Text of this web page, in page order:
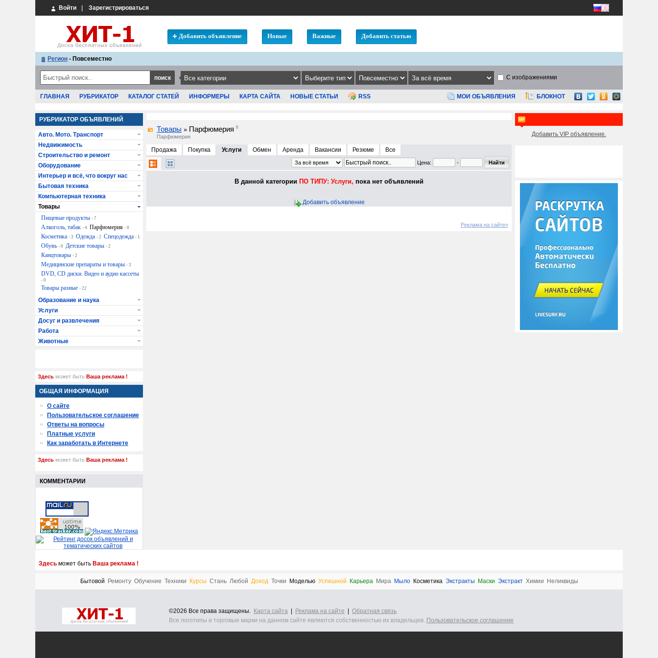
Войти Зарегистрироваться
Добавить объявление Новые Важные Добавить статью
Регион - Повсеместно
С изображениями
ГЛАВНАЯ РУБРИКАТОР КАТАЛОГ СТАТЕЙ ИНФОРМЕРЫ КАРТА САЙТА НОВЫЕ СТАТЬИ RSS МОИ ОБЪЯВЛЕНИЯ БЛОКНОТ
Товары » Парфюмерия 0
Парфюмерия
Продажа Покупка Услуги Обмен Аренда Вакансии Резюме Все
Цена: -
В данной категории ПО ТИПУ: Услуги, пока нет объявлений
Добавить объявление
Реклама на сайте»
РУБРИКАТОР ОБЪЯВЛЕНИЙ
Авто. Мото. Транспорт
Недвижимость
Строительство и ремонт
Оборудование
Интерьер и всё, что вокруг нас
Бытовая техника
Компьютерная техника
Товары
Пищевые продукты - 7
Алкоголь, табак - 4 Парфюмерия - 0
Косметика - 3 Одежда - 2 Спецодежда - 1
Обувь - 0 Детские товары - 2
Канцтовары - 2
Медицинские препараты и товары - 3
DVD, CD диски. Видео и аудио кассеты
- 0
Товары разные - 22
Образование и наука
Услуги
Досуг и развлечения
Работа
Животные
Здесь может быть Ваша реклама !
ОБЩАЯ ИНФОРМАЦИЯ
О сайте
Пользовательское соглашение
Ответы на вопросы
Платные услуги
Как заработать в Интернете
Здесь может быть Ваша реклама !
КОММЕНТАРИИ
Добавить VIP объявление.
Здесь может быть Ваша реклама !
Бытовой Ремонту Обучение Техники Курсы Стань Любой Доход Точки Моделью Успешной Карьера Мира Мыло Косметика Экстракты Маски Экстракт Химии Неликвиды
©2026 Все права защищены. Карта сайта Реклама на сайте
Обратная связь
Все логотипы и торговые марки на данном сайте являются собственностью их владельцев. Пользовательское соглашение